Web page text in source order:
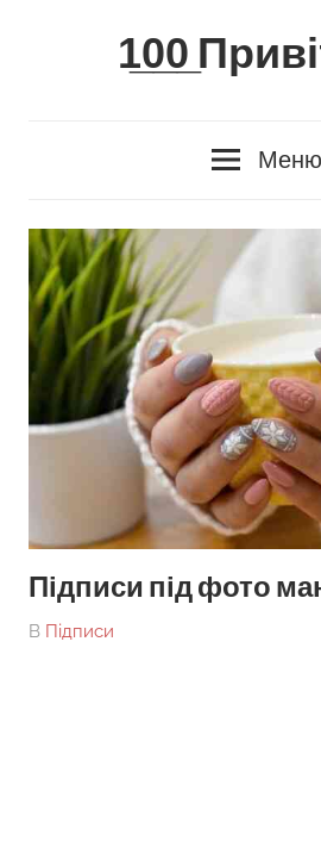
1̲0̲0̲
Меню
Підписи під фото
On
By
В Підписи